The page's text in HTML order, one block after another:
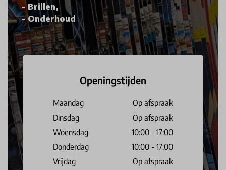
Brillen,
Onderhoud
Openingstijden
Maandag
Op afspraak
Dinsdag
Op afspraak
Woensdag
10:00 - 17:00
Donderdag
10:00 - 17:00
Vrijdag
Op afspraak